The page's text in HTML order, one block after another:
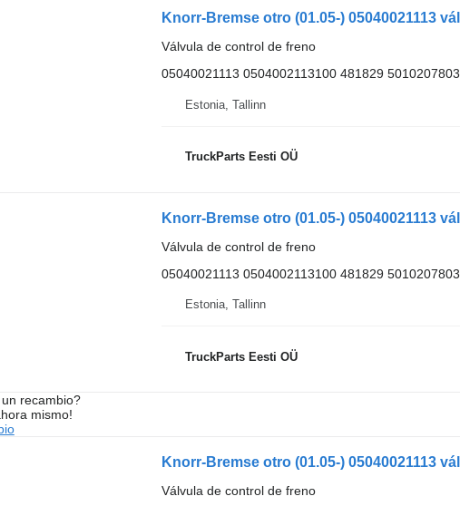
Válvula de control de freno
05040021113 0504002113100 481829 5010207803
Estonia, Tallinn
TruckParts Eesti OÜ
Válvula de control de freno
05040021113 0504002113100 481829 5010207803
Estonia, Tallinn
TruckParts Eesti OÜ
recambio?
mismo!
Válvula de control de freno